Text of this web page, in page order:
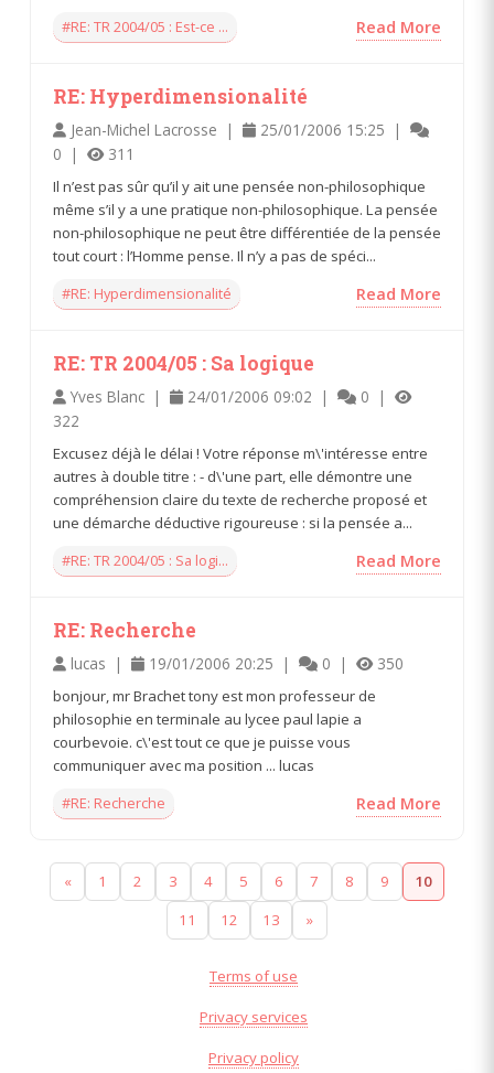
#RE: TR 2004/05 : Est-ce ...
Read More
RE: Hyperdimensionalité
Jean-Michel Lacrosse |
25/01/2006 15:25 |
0 |
311
Il n’est pas sûr qu’il y ait une pensée non-philosophique
même s’il y a une pratique non-philosophique. La pensée
non-philosophique ne peut être différentiée de la pensée
tout court : l’Homme pense. Il n’y a pas de spéci...
#RE: Hyperdimensionalité
Read More
RE: TR 2004/05 : Sa logique
Yves Blanc | 24/01/2006 09:02 |
0 |
322
Excusez déjà le délai ! Votre réponse m\'intéresse entre
autres à double titre : - d\'une part, elle démontre une
compréhension claire du texte de recherche proposé et
une démarche déductive rigoureuse : si la pensée a...
#RE: TR 2004/05 : Sa logi...
Read More
RE: Recherche
lucas | 19/01/2006 20:25 | 0 | 350
bonjour, mr Brachet tony est mon professeur de
philosophie en terminale au lycee paul lapie a
courbevoie. c\'est tout ce que je puisse vous
communiquer avec ma position ... lucas
#RE: Recherche
Read More
« 1 2 3 4 5 6 7 8 9
10
11
12 13 »
Terms of use
Privacy services
Privacy policy